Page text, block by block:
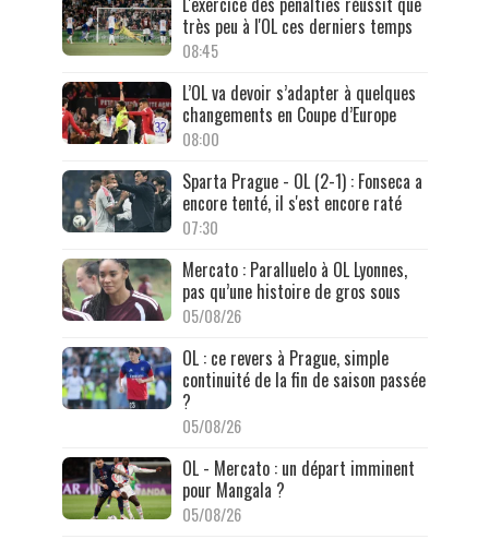
très peu à l'OL ces derniers temps
08:45
L’OL va devoir s’adapter à quelques
changements en Coupe d’Europe
08:00
Sparta Prague - OL (2-1) : Fonseca a
encore tenté, il s'est encore raté
07:30
Mercato : Paralluelo à OL Lyonnes,
pas qu’une histoire de gros sous
05/08/26
OL : ce revers à Prague, simple
continuité de la fin de saison passée
?
05/08/26
OL - Mercato : un départ imminent
pour Mangala ?
05/08/26